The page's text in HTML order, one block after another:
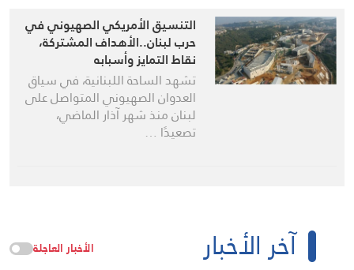
التنسيق الأمريكي الصهيوني في
حرب لبنان..الأهداف المشتركة،
نقاط التمايز وأسبابه
تشهد الساحة اللبنانية، في سياق
العدوان الصهيوني المتواصل على
لبنان منذ شهر آذار الماضي،
تصعيدًا …
آخر الأخبار الأخبار العاجلة